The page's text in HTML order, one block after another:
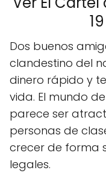
Dos buenos
clandestino del
dinero rápido y
vida. El mundo
parece ser
personas de
crecer de forma
legales.